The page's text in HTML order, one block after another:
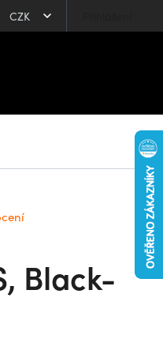
CZK
Black-